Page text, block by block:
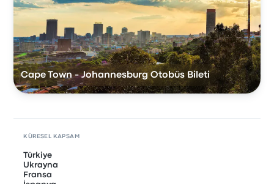
Cape Town - Johannesburg Otobüs Bileti
KÜRESEL KAPSAM
Türkiye
Ukrayna
Fransa